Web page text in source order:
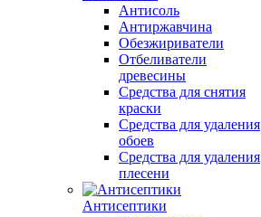
Антисоль
Антиржавчина
Обезжириватели
Отбеливатели
древесины
Средства для снятия
краски
Средства для удаления
обоев
Средства для удаления
плесени
Антисептики